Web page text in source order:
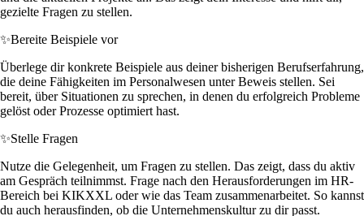
gezielte Fragen zu stellen.
✨Bereite Beispiele vor
Überlege dir konkrete Beispiele aus deiner bisherigen Berufserfahrung,
die deine Fähigkeiten im Personalwesen unter Beweis stellen. Sei
bereit, über Situationen zu sprechen, in denen du erfolgreich Probleme
gelöst oder Prozesse optimiert hast.
✨Stelle Fragen
Nutze die Gelegenheit, um Fragen zu stellen. Das zeigt, dass du aktiv
am Gespräch teilnimmst. Frage nach den Herausforderungen im HR-
Bereich bei KIKXXL oder wie das Team zusammenarbeitet. So kannst
du auch herausfinden, ob die Unternehmenskultur zu dir passt.